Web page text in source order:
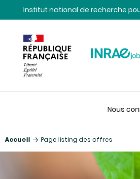
Contenu
Recherche
NavigationInstitut national de recherche
Nous
Accueil Page listing des offres